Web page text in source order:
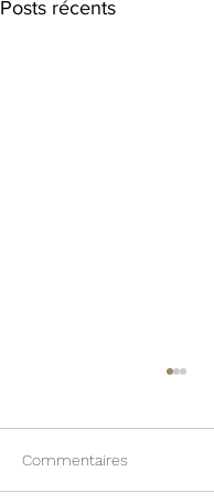
Posts récents
Commentaires